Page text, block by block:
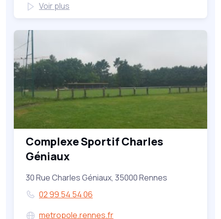
Voir plus
Complexe Sportif Charles
Géniaux
30 Rue Charles Géniaux, 35000 Rennes
02 99 54 54 06
metropole.rennes.fr